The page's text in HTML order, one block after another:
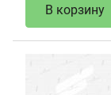
В корзину